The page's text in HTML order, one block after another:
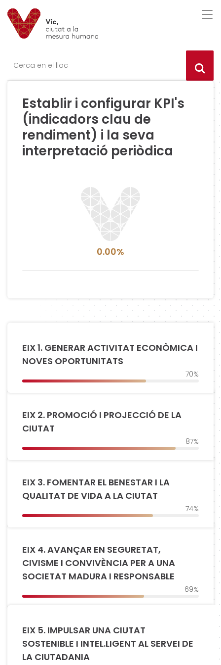
Saltar al contingut
Saltar a la navegació
Informació de contacte
Establir i configurar KPI's
(indicadors clau de
rendiment) i la seva
interpretació periòdica
0.00%
EIX 1. GENERAR ACTIVITAT ECONÒMICA I
NOVES OPORTUNITATS
70%
EIX 2. PROMOCIÓ I PROJECCIÓ DE LA
CIUTAT
87%
EIX 3. FOMENTAR EL BENESTAR I LA
QUALITAT DE VIDA A LA CIUTAT
74%
EIX 4. AVANÇAR EN SEGURETAT,
CIVISME I CONVIVÈNCIA PER A UNA
SOCIETAT MADURA I RESPONSABLE
69%
EIX 5. IMPULSAR UNA CIUTAT
SOSTENIBLE I INTEL.LIGENT AL SERVEI DE
LA CIUTADANIA